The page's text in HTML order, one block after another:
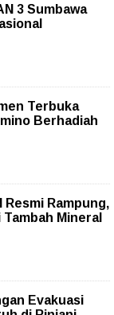
3 Sumbawa
Terbuka
Berhadiah
Resmi Rampung,
Mineral
Evakuasi